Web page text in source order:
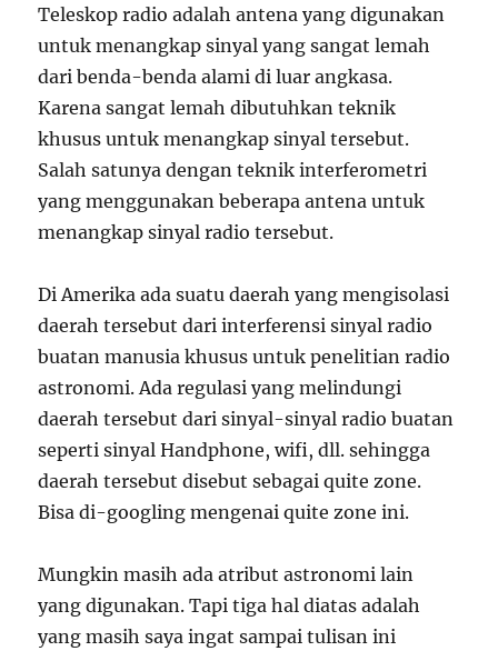
Teleskop radio adalah antena yang digunakan
untuk menangkap sinyal yang sangat lemah
dari benda-benda alami di luar angkasa.
Karena sangat lemah dibutuhkan teknik
khusus untuk menangkap sinyal tersebut.
Salah satunya dengan teknik interferometri
yang menggunakan beberapa antena untuk
menangkap sinyal radio tersebut.
Di Amerika ada suatu daerah yang mengisolasi
daerah tersebut dari interferensi sinyal radio
buatan manusia khusus untuk penelitian radio
astronomi. Ada regulasi yang melindungi
daerah tersebut dari sinyal-sinyal radio buatan
seperti sinyal Handphone, wifi, dll. sehingga
daerah tersebut disebut sebagai quite zone.
Bisa di-googling mengenai quite zone ini.
Mungkin masih ada atribut astronomi lain
yang digunakan. Tapi tiga hal diatas adalah
yang masih saya ingat sampai tulisan ini